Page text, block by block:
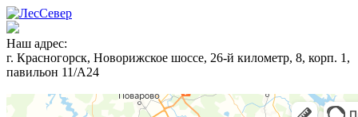
Наш адрес:
г. Красногорск, Новорижское шоссе, 26-й километр, 8, корп. 1,
павильон 11/А24